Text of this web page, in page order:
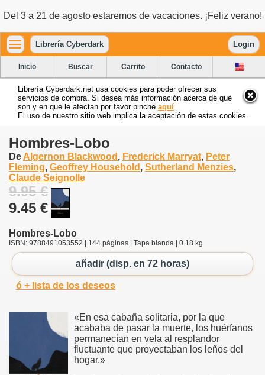
Del 3 a 21 de agosto estaremos de vacaciones. ¡Feliz verano!
Librería Cyberdark Login
Inicio Buscar Carrito Contacto
Librería Cyberdark.net usa cookies para poder ofrecer sus
servicios de compra. Si desea más información acerca de qué
son y en qué le afectan por favor pinche aquí
El uso de nuestro sitio web implica la aceptación de estas cookies.
Hombres-Lobo
De Algernon Blackwood , Frederick Marryat, Peter
Fleming, Geoffrey Household , Sutherland Menzies,
Claude Seignolle
9.95 €
9.45 €
Hombres-Lobo
ISBN: 9788491053552 | 144 páginas | Tapa blanda | 0.18 kg
añadir (disp. en 72 horas)
ó + lista de los deseos
«En esa cabaña solitaria, por la que
acababa de pasar la muerte, los huérfanos
permanecían en vela al resplandor
fluctuante que proyectaban los leños del
hogar.»